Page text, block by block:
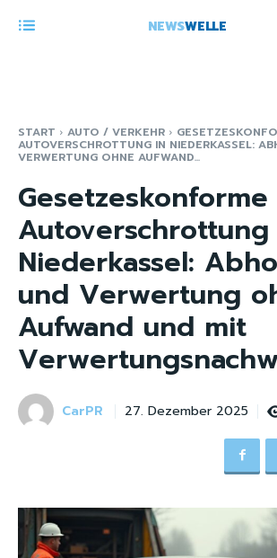
NEWSWELLE
START AUTO / VERKEHR
AUTOVERSCHROTTUNG IN NIEDERKASSEL:
VERWERTUNG OHNE AUFWAND...
Gesetzeskonforme
Niederkassel:
und Verwertung
Aufwand und mit
CarPR 27. Dezember 2025